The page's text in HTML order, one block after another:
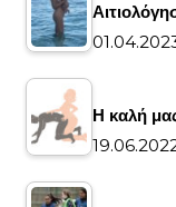
Η καλή